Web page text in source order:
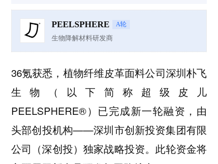
PEELSPHERE A轮
生物降解材料研发商
36氪获悉，植物纤维皮革面料公司深圳朴飞
生物（以下简称超级皮儿
PEELSPHERE®）已完成新一轮融资，由
头部创投机构——深圳市创新投资集团有限
公司（深创投）独家战略投资。此轮资金将